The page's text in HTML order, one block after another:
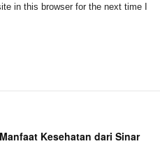
in this browser for the next time I
Kesehatan dari Sinar